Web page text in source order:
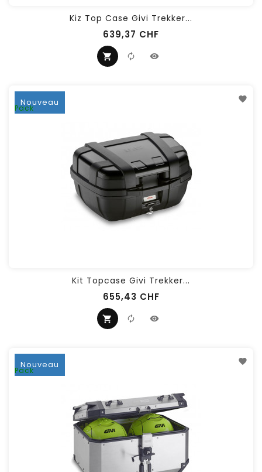
Kiz Top Case Givi Trekker...
639,37 CHF
Nouveau
Pack
Kit Topcase Givi Trekker...
655,43 CHF
Nouveau
Pack